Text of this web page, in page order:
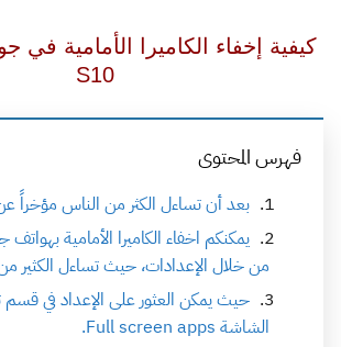
كيفية إخفاء الكاميرا الأمامية في
S10
فهرس المحتوى
بعد أن تساءل الكثر من الناس مؤخراً
من خلال الإعدادات، حيث تساءل الكثير
حيث يمكن العثور على الإعداد في
الشاشة Full screen apps.